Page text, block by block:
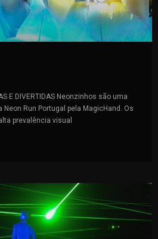
E DIVERTIDAS Neonzinhos são uma
Run Portugal pela MagicHand. Os
prevalência visual